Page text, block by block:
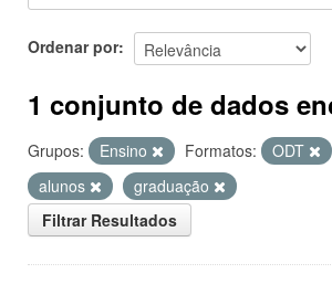
Sobre
Ordenar por
1 conjunto de dados
Grupos: Ensino Formatos: ODT
alunos
graduação
Filtrar Resultados